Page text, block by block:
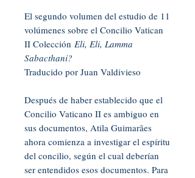
El segundo volumen del estudio de 11
volúmenes sobre el Concilio Vatican
II Colección Eli, Eli, Lamma
Sabacthani?
Traducido por Juan Valdivieso
Después de haber establecido que el
Concilio Vaticano II es ambiguo en
sus documentos, Atila Guimarães
ahora comienza a investigar el espíritu
del concilio, según el cual deberían
ser entendidos esos documentos. Para